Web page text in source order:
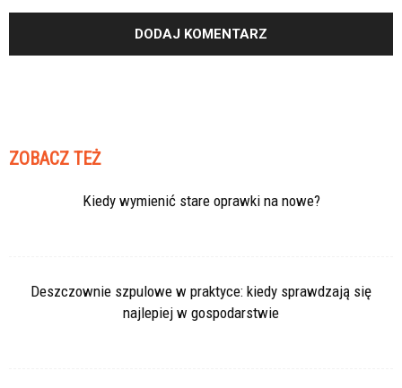
ZOBACZ TEŻ
Kiedy wymienić stare oprawki na nowe?
Deszczownie szpulowe w praktyce: kiedy sprawdzają się
najlepiej w gospodarstwie